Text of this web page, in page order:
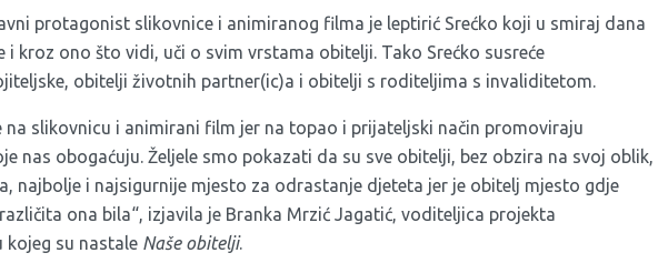
protagonist slikovnice i animiranog filma je leptirić Srećko koji u smiraj dana
i kroz ono što vidi, uči o svim vrstama obitelji. Tako Srećko susreće
obitelji životnih partner(ic)a i obitelji s roditeljima s invaliditetom.
na slikovnicu i animirani film jer na topao i prijateljski način promoviraju
nas obogaćuju. Željele smo pokazati da su sve obitelji, bez obzira na svoj oblik,
najbolje i najsigurnije mjesto za odrastanje djeteta jer je obitelj mjesto gdje
ona bila“, izjavila je Branka Mrzić Jagatić, voditeljica projekta
kojeg su nastale Naše obitelji.